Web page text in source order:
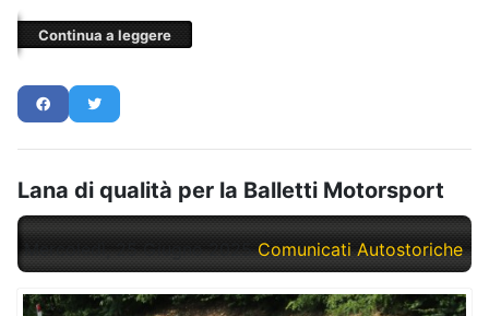
Continua a leggere
Lana di qualità per la Balletti Motorsport
Mercoledì, 25 Giugno 2025 Comunicati Autostoriche